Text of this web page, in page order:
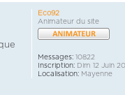
Eco92
Animateur du site
Messages: 10822
Inscription: Dim 12 Juin
Localisation: Mayenne